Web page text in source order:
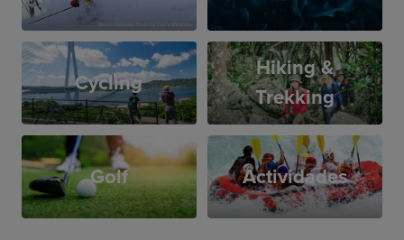
Cycling
Hiking &
Trekking
Golf Actividades